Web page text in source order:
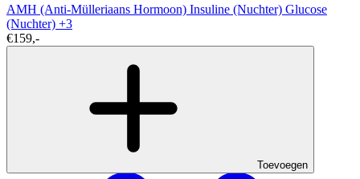
AMH (Anti-Mülleriaans Hormoon) Insuline (Nuchter) Glucose
(Nuchter) +3
€159,-
Toevoegen